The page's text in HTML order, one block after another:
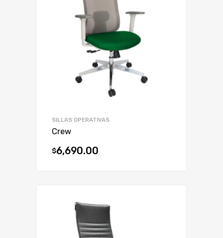
SILLAS OPERATIVAS
Crew
$6,690.00